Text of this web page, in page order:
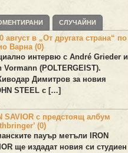
СЛУЧАЙНИ
август в „От другата страна“ по
Варна (0)
интервю с André Grieder и
Vormann (POLTERGEIST).
Димитров за новия
STEEL с […]
SAVIOR с предстоящ албум
(0)
пауър метъли
IRON
ще издадат новия си студиен